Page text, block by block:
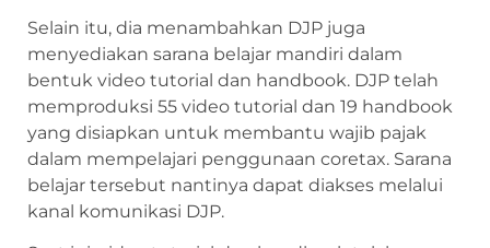
Selain itu, dia menambahkan DJP juga
menyediakan sarana belajar mandiri dalam
bentuk video tutorial dan handbook. DJP telah
memproduksi 55 video tutorial dan 19 handbook
yang disiapkan untuk membantu wajib pajak
dalam mempelajari penggunaan coretax. Sarana
belajar tersebut nantinya dapat diakses melalui
kanal komunikasi DJP.